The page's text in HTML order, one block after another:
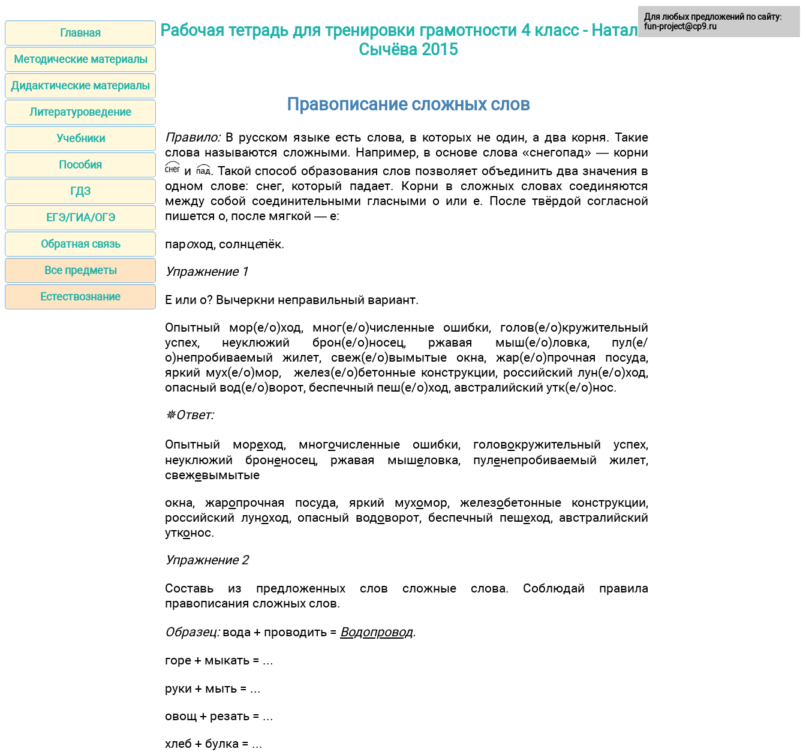
Главная
Методические материалы
Дидактические материалы
Литературоведение
Учебники
Пособия
ГДЗ
ЕГЭ/ГИА/ОГЭ
Обратная связь
Все предметы
Естествознание
Рабочая тетрадь для тренировки грамотности 4 класс - Наталия
Сычёва 2015
Правописание сложных слов
Правило:В русском языке есть слова, в которых не один, а два корня. Такие
слова называются сложными. Например, в основе слова «снегопад» — корни
и
. Такой способ образования слов позволяет объединить два значения в
одном слове: снег, который падает. Корни в сложных словах соединяются
между собой соединительными гласными о или е. После твёрдой согласной
пишется о, после мягкой — е:
пароход, солнцепёк.
Упражнение 1
Е или о? Вычеркни неправильный вариант.
Опытный мор(е/о)ход, мног(е/о)численные ошибки, голов(е/о)кружительный
успех, неуклюжий брон(е/о)носец, ржавая мыш(е/о)ловка, пул(е/
о)непробиваемый жилет, свеж(е/о)вымытые окна, жар(е/о)прочная посуда,
яркий мух(е/о)мор, желез(е/о)бетонные конструкции, российский лун(е/о)ход,
опасный вод(е/о)ворот, беспечный пеш(е/о)ход, австралийский утк(е/о)нос.
✵Ответ:
Опытный мореход, многочисленные ошибки, головокружительный успех,
неуклюжий броненосец, ржавая мышеловка, пуленепробиваемый жилет,
свежевымытые
окна, жаропрочная посуда, яркий мухомор, железобетонные конструкции,
российский луноход, опасный водоворот, беспечный пешеход, австралийский
утконос.
Упражнение 2
Составь из предложенных слов сложные слова. Соблюдай правила
правописания сложных слов.
Образец:вода + проводить = Водопровод.
горе + мыкать = ...
руки + мыть = ...
овощ + резать = ...
хлеб + булка = ...
Для любых предложений по сайту:
fun-project@cp9.ru